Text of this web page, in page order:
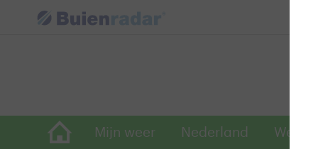
Mijn weer Nederland